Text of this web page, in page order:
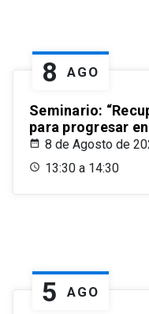
8 AGO
Seminario:
para progresar
8 de Agosto de
13:30 a 14:30
5 AGO